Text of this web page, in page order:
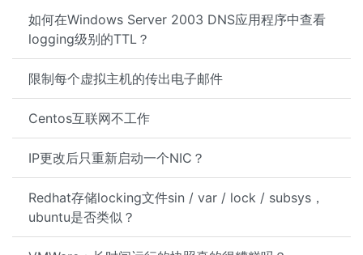
如何在Windows Server 2003 DNS应用程序中查看
logging级别的TTL？
限制每个虚拟主机的传出电子邮件
Centos互联网不工作
IP更改后只重新启动一个NIC？
Redhat存储locking文件sin / var / lock / subsys，
ubuntu是否类似？